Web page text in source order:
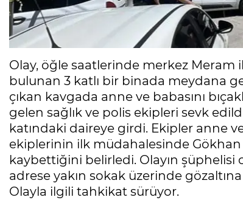
Olay, öğle saatlerinde merkez Meram
bulunan 3 katlı bir binada meydana
çıkan kavgada anne ve babasını
gelen sağlık ve polis ekipleri sevk
katındaki daireye girdi. Ekipler anne
ekiplerinin ilk müdahalesinde Gökhan
kaybettiğini belirledi. Olayın
adrese yakın sokak üzerinde gözaltına
Olayla ilgili tahkikat sürüyor.